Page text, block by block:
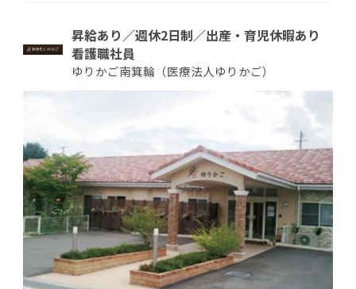
昇給あり／週休2日制／出産・育児休暇あり
看護職社員
ゆりかご南箕輪（医療法人ゆりかご）